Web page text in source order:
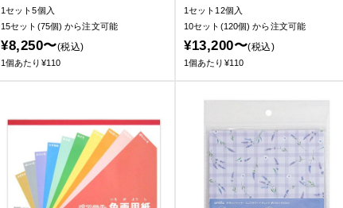
1セット5個入
15セット(75個)から注文可能
¥8,250〜(税込)
1個あたり¥110
1セット12個入
10セット(120個)から注文可能
¥13,200〜(税込)
1個あたり¥110